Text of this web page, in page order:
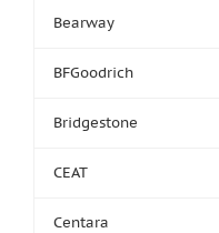
Bearway
BFGoodrich
Bridgestone
CEAT
Centara